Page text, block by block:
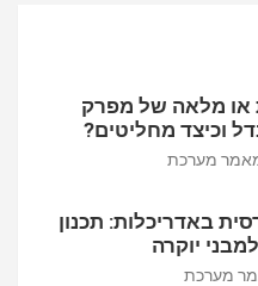
או מלאה של מפרק
וכיצד מחליטים?
מערכת
באדריכלות: תכנון
יוקרה
מערכת